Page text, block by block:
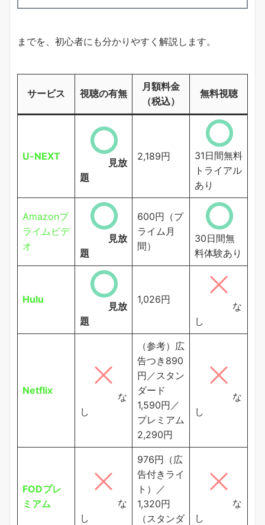
までを、初心者にも分かりやすく解説します。
サービス 視聴の有無
月額料金
（税込）
無料視聴
U-NEXT
見放
題
2,189円
31日間無料
トライアル
あり
Amazonプ
ライムビデ
オ
見放
題
600円（プ
ライム月
間）
30日間無
料体験あり
Hulu
見放
題
1,026円
な
し
Netflix
な
し
（参考）広
告つき890
円／スタン
ダード
1,590円／
プレミアム
2,290円
な
し
FODプレ
ミアム
な
し
976円（広
告付きライ
ト）／
1,320円
（スタンダ
な
し